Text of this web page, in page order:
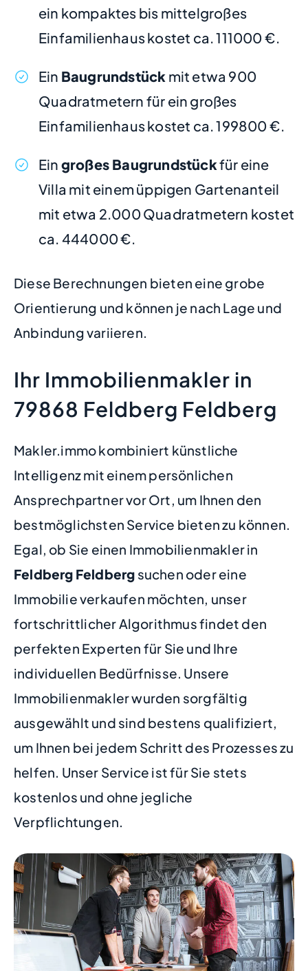
ein kompaktes bis mittelgroßes
Einfamilienhaus kostet ca. 111000 €.
Ein Baugrundstück mit etwa 900
Quadratmetern für ein großes
Einfamilienhaus kostet ca. 199800 €.
Ein großes Baugrundstückfür eine
Villa mit einem üppigen Gartenanteil
mit etwa 2.000 Quadratmetern kostet
ca. 444000 €.
Diese Berechnungen bieten eine grobe
Orientierung und können je nach Lage und
Anbindung variieren.
Ihr Immobilienmakler in
79868 Feldberg Feldberg
Makler.immo kombiniert künstliche
Intelligenz mit einem persönlichen
Ansprechpartner vor Ort, um Ihnen den
bestmöglichsten Service bieten zu können.
Egal, ob Sie einen Immobilienmakler in
Feldberg Feldberg suchen oder eine
Immobilie verkaufen möchten, unser
fortschrittlicher Algorithmus findet den
perfekten Experten für Sie und Ihre
individuellen Bedürfnisse. Unsere
Immobilienmakler wurden sorgfältig
ausgewählt und sind bestens qualifiziert,
um Ihnen bei jedem Schritt des Prozesses zu
helfen. Unser Service ist für Sie stets
kostenlos und ohne jegliche
Verpflichtungen.